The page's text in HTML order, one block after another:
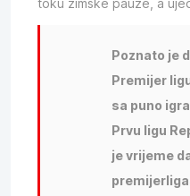
toku zimske pauze, a
Poznato je
Premijer
sa puno
Prvu ligu
je vrijeme